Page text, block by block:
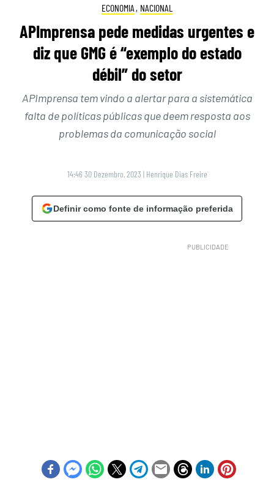
ECONOMIA , NACIONAL
APImprensa pede medidas urgentes e
diz que GMG é “exemplo do estado
débil” do setor
APImprensa tem vindo a alertar para a sistemática
falta de políticas públicas que deem resposta aos
problemas da comunicação social
14:46 30 Dezembro, 2023 | Henrique Dias Freire
Definir como fonte de informação preferida